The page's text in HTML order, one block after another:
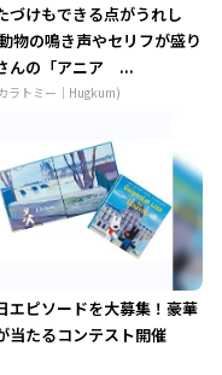
づけもできる点がうれし
物の鳴き声やセリフが盛り
んの「アニア ...
ラトミー｜Hugkum)
エピソードを大募集！豪華
当たるコンテスト開催